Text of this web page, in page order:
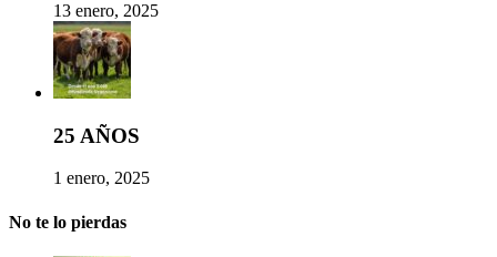
13 enero, 2025
25 AÑOS
1 enero, 2025
No te lo pierdas